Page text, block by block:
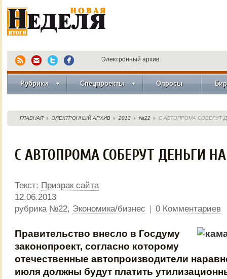
Электронный архив
Рубрики Спецпроекты Опросы
ГЛАВНАЯ ЭЛЕКТРОННЫЙ АРХИВ 2013 №22 С АВТОПРОМА СОБЕРУТ
С АВТОПРОМА СОБЕРУТ ДЕНЬГИ
Текст: Призрак сайта
12.06.2013
рубрика №22, Экономика/бизнес | 0 Комментариев
Правительство внесло в Госдуму
законопроект, согласно которому
отечественные автопроизводители
июля должны будут платить